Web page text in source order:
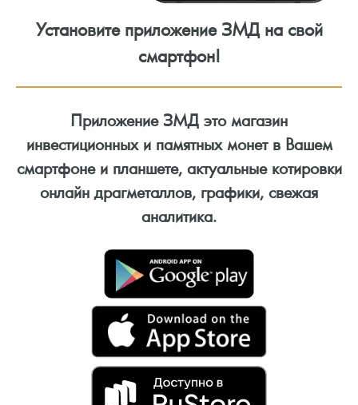
Установите приложение ЗМД на свой
смартфон!
Приложение ЗМД это магазин
инвестиционных и памятных монет в Вашем
смартфоне и планшете, актуальные котировки
онлайн драгметаллов, графики, свежая
аналитика.